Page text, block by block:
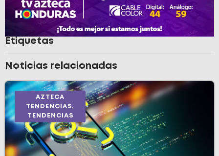
Etiquetas
Noticias relacionadas
AZTECA
TENDENCIAS,
TENDENCIAS